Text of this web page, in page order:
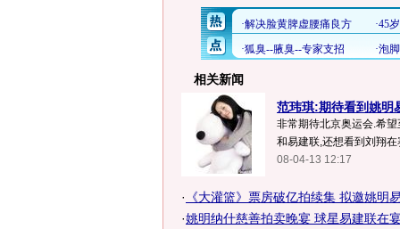
相关新闻
范玮琪:期待看到姚明
非常期待北京奥运会.希
和易建联,还想看到刘翔在
08-04-13 12:17
·
《大灌篮》票房破亿拍续集 拟邀姚明
·姚明纳什慈善拍卖晚宴 球星易建联在